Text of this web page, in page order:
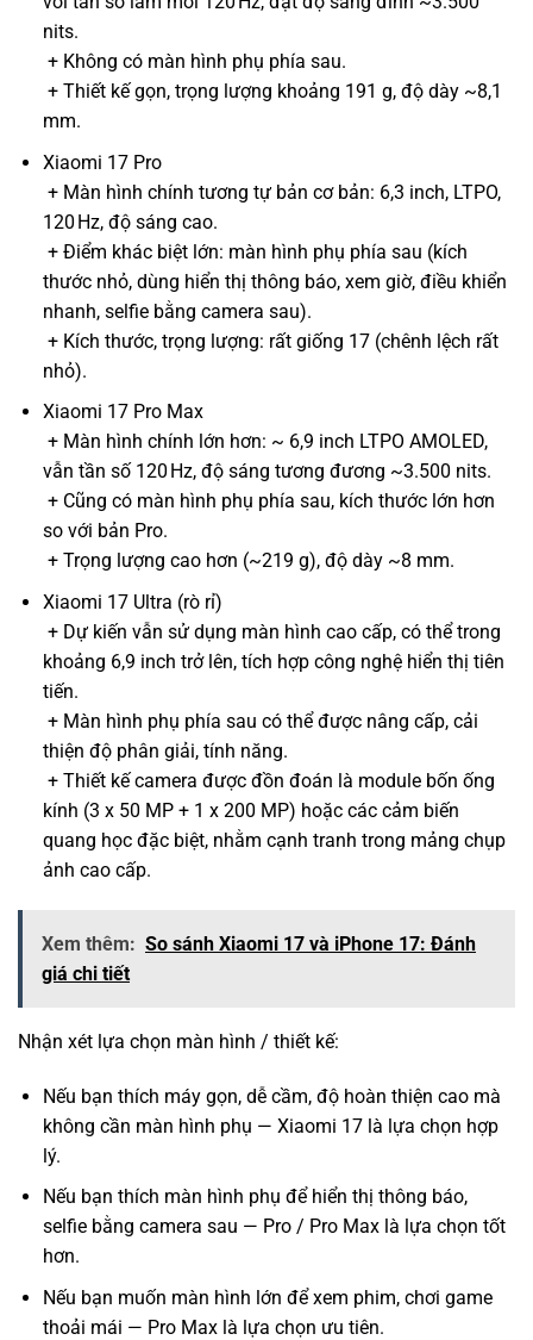
nits.
+ Không có màn hình phụ phía sau.
+ Thiết kế gọn, trọng lượng khoảng 191 g, độ dày ~8,1
mm.
Xiaomi 17 Pro
+ Màn hình chính tương tự bản cơ bản: 6,3 inch, LTPO,
120 Hz, độ sáng cao.
+ Điểm khác biệt lớn: màn hình phụ phía sau (kích
thước nhỏ, dùng hiển thị thông báo, xem giờ, điều khiển
nhanh, selfie bằng camera sau).
+ Kích thước, trọng lượng: rất giống 17 (chênh lệch rất
nhỏ).
Xiaomi 17 Pro Max
+ Màn hình chính lớn hơn: ~ 6,9 inch LTPO AMOLED,
vẫn tần số 120 Hz, độ sáng tương đương ~3.500 nits.
+ Cũng có màn hình phụ phía sau, kích thước lớn hơn
so với bản Pro.
+ Trọng lượng cao hơn (~219 g), độ dày ~8 mm.
Xiaomi 17 Ultra (rò rỉ)
+ Dự kiến vẫn sử dụng màn hình cao cấp, có thể trong
khoảng 6,9 inch trở lên, tích hợp công nghệ hiển thị tiên
tiến.
+ Màn hình phụ phía sau có thể được nâng cấp, cải
thiện độ phân giải, tính năng.
+ Thiết kế camera được đồn đoán là module bốn ống
kính (3 x 50 MP + 1 x 200 MP) hoặc các cảm biến
quang học đặc biệt, nhằm cạnh tranh trong mảng chụp
ảnh cao cấp.
Xem thêm: So sánh Xiaomi 17 và iPhone 17: Đánh
giá chi tiết
Nhận xét lựa chọn màn hình / thiết kế:
Nếu bạn thích máy gọn, dễ cầm, độ hoàn thiện cao mà
không cần màn hình phụ — Xiaomi 17 là lựa chọn hợp
lý.
Nếu bạn thích màn hình phụ để hiển thị thông báo,
selfie bằng camera sau — Pro / Pro Max là lựa chọn tốt
hơn.
Nếu bạn muốn màn hình lớn để xem phim, chơi game
thoải mái — Pro Max là lựa chọn ưu tiên.